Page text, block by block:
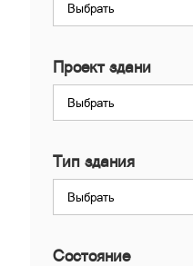
Выбрать
Проект здани
Выбрать
Тип здания
Выбрать
Состояние